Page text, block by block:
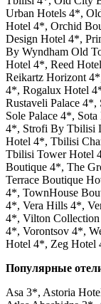
Urban Hotels 4*,
Hotel 4*, Orchid
Design Hotel 4*,
By Wyndham Old
Hotel 4*, Reed
Reikartz Horizont
4*, Rogalux Hotel
Rustaveli Palace
Sole Palace 4*,
4*, Strofi By Tbilisi
Hotel 4*, Tbilisi
Tbilisi Tower Hotel
Boutique 4*, The
Terrace Boutique
4*, TownHouse
4*, Vera Hills 4*,
4*, Vilton
4*, Vorontsov 4*,
Hotel 4*, Zeg Hotel
Популярные
Asa 3*, Astoria